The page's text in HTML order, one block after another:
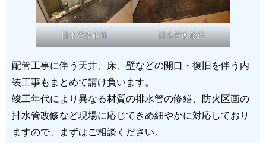
排水管改修前 排水管改修後
配管工事に伴う天井、床、壁などの開口・復旧を伴う内
装工事もまとめて請け負います。
竣工年代により異なる材質の排水管の修繕、防火区画の
排水管改修など現場に応じてきめ細やかに対応しており
ますので、まずはご相談ください。